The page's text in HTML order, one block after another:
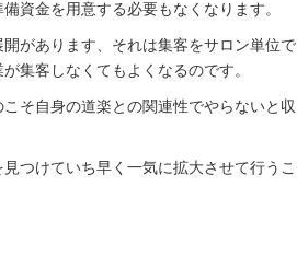
資金を用意する必要もなくなります。
があります、それは集客をサロン単位で
集客しなくてもよくなるのです。
そ自身の道楽との関連性でやらないと収
つけていち早く一気に拡大させて行うこ